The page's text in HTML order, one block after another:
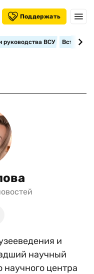
Поддержать
руководства ВСУ
и
научный
научного центра